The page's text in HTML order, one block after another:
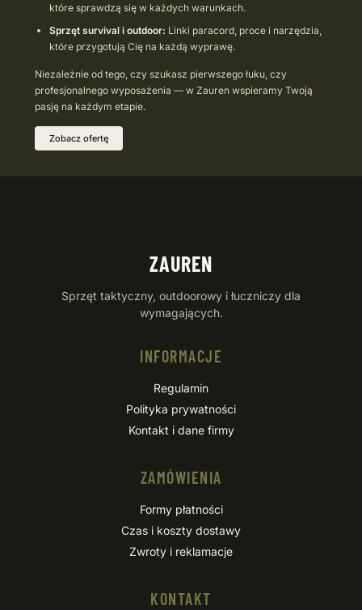
które sprawdzą się w każdych warunkach.
Sprzęt survival i outdoor: Linki paracord, proce i narzędzia,
które przygotują Cię na każdą wyprawę.
Niezależnie od tego, czy szukasz pierwszego łuku, czy
profesjonalnego wyposażenia — w Zauren wspieramy Twoją
pasję na każdym etapie.
Zobacz ofertę
ZAUREN
Sprzęt taktyczny, outdoorowy i łuczniczy dla
wymagających.
INFORMACJE
Regulamin
Polityka prywatności
Kontakt i dane firmy
ZAMÓWIENIA
Formy płatności
Czas i koszty dostawy
Zwroty i reklamacje
KONTAKT